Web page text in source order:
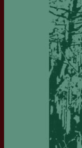
Love og
ALF
Partnerskaber
ESLA
ASHA
RADLD
IALP
Find